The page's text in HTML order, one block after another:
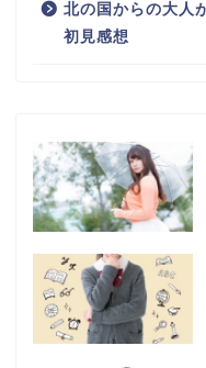
北の国からの大人
初見感想